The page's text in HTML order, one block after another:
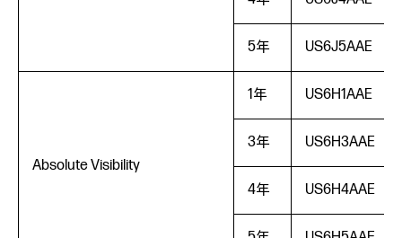
5年 US6J5AAE
Absolute Visibility
1年 US6H1AAE
3年 US6H3AAE
4年 US6H4AAE